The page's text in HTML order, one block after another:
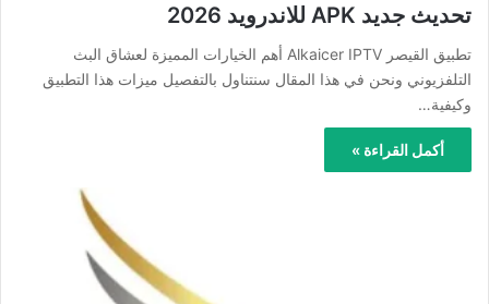
تحديث جديد APK للاندرويد 2026
تطبيق القيصر Alkaicer IPTV أهم الخيارات المميزة لعشاق البث
التلفزيوني ونحن في هذا المقال سنتناول بالتفصيل ميزات هذا التطبيق
وكيفية…
أكمل القراءة »